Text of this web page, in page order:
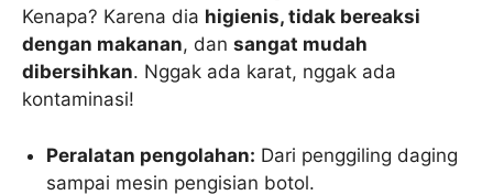
Kenapa? Karena dia higienis, tidak bereaksi
dengan makanan, dan sangat mudah
dibersihkan. Nggak ada karat, nggak ada
kontaminasi!
Peralatan pengolahan: Dari penggiling daging
sampai mesin pengisian botol.